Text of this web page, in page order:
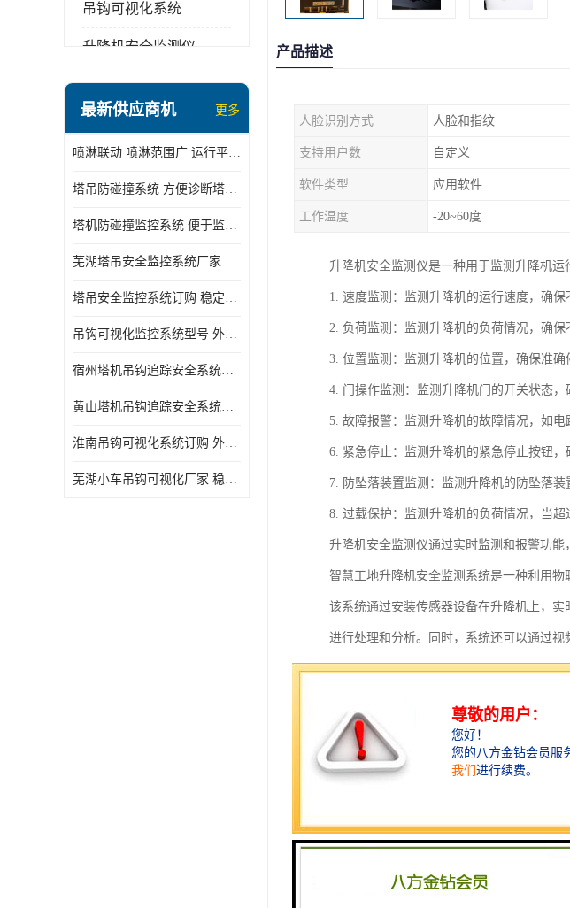
吊钩可视化系统
升降机安全监测仪
最新供应商机 更多
喷淋联动 喷淋范围广 运行平稳 噪音小
塔吊防碰撞系统 方便诊断塔机状态 自动变焦智能化跟踪
塔机防碰撞监控系统 便于监督和管理 主要应用于塔机的实时监控
芜湖塔吊安全监控系统厂家 外观简洁大方 减少盲吊引发的事故
塔吊安全监控系统订购 稳定性高 结构清晰稳定
吊钩可视化监控系统型号 外观简洁大方 信号稳定 抗干扰性强
宿州塔机吊钩追踪安全系统厂家 提高工作效率 结构清晰稳定
黄山塔机吊钩追踪安全系统价格 可远程查看 减少盲吊引发的事故
淮南吊钩可视化系统订购 外观简洁大方 体积小 占用空间小
芜湖小车吊钩可视化厂家 稳定性高 可视吊装 降低盲吊风险
产品描述
人脸识别方式 人脸和指纹
支持用户数 自定义
软件类型 应用软件
工作温度 -20~60度
升降机安全监测仪是一种用于监测升降机运
1. 速度监测：监测升降机的运行速度，确保
2. 负荷监测：监测升降机的负荷情况，确保
3. 位置监测：监测升降机的位置，确保准确
4. 门操作监测：监测升降机门的开关状态，
5. 故障报警：监测升降机的故障情况，如
6. 紧急停止：监测升降机的紧急停止按钮，
7. 防坠落装置监测：监测升降机的防坠落
8. 过载保护：监测升降机的负荷情况，当
升降机安全监测仪通过实时监测和报警功能
智慧工地升降机安全监测系统是一种利用
该系统通过安装传感器设备在升降机上，
进行处理和分析。同时，系统还可以通过
和安全管理。
系统可以对升降机的运行状态进行实时监
时，系统还可以对升降机的维护情况进行
此外，系统还可以对工地人员进行实时监
智慧工地升降机安全监测系统可以提高工